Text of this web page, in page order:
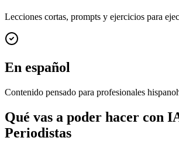
Lecciones cortas, prompts y ejercicios para
En español
Contenido pensado para profesionales
Qué vas a poder hacer con
Periodistas